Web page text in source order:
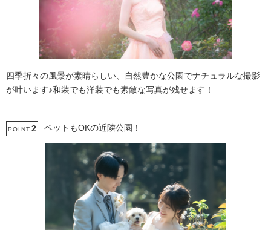
四季折々の風景が素晴らしい、自然豊かな公園でナチュラルな撮影
が叶います♪和装でも洋装でも素敵な写真が残せます！
POINT 2 ペットもOKの近隣公園！